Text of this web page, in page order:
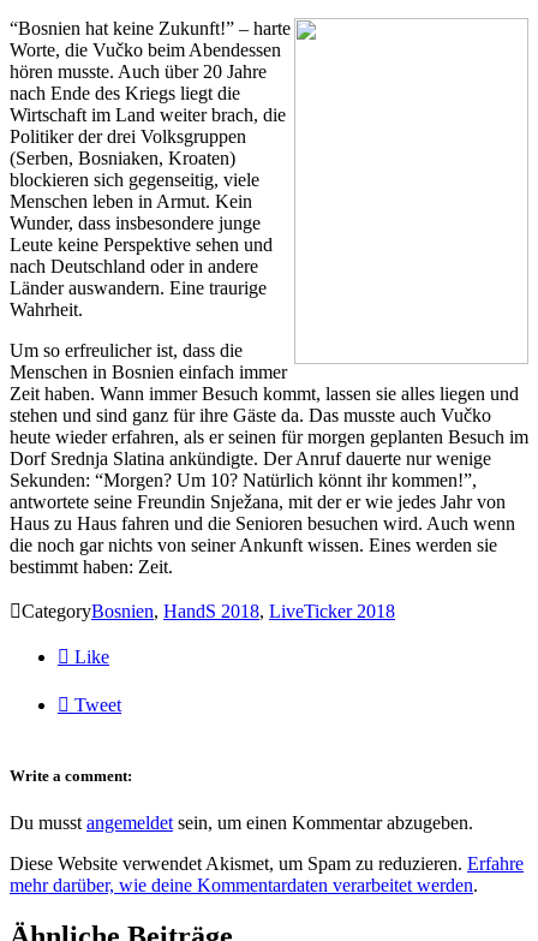
“Bosnien hat keine Zukunft!” – harte
Worte, die Vučko beim Abendessen
hören musste. Auch über 20 Jahre
nach Ende des Kriegs liegt die
Wirtschaft im Land weiter brach, die
Politiker der drei Volksgruppen
(Serben, Bosniaken, Kroaten)
blockieren sich gegenseitig, viele
Menschen leben in Armut. Kein
Wunder, dass insbesondere junge
Leute keine Perspektive sehen und
nach Deutschland oder in andere
Länder auswandern. Eine traurige
Wahrheit.
Um so erfreulicher ist, dass die
Menschen in Bosnien einfach immer
Zeit haben. Wann immer Besuch kommt, lassen sie alles liegen und
stehen und sind ganz für ihre Gäste da. Das musste auch Vučko
heute wieder erfahren, als er seinen für morgen geplanten Besuch im
Dorf Srednja Slatina ankündigte. Der Anruf dauerte nur wenige
Sekunden: “Morgen? Um 10? Natürlich könnt ihr kommen!”,
antwortete seine Freundin Snježana, mit der er wie jedes Jahr von
Haus zu Haus fahren und die Senioren besuchen wird. Auch wenn
die noch gar nichts von seiner Ankunft wissen. Eines werden sie
bestimmt haben: Zeit.
CategoryBosnien, HandS 2018, LiveTicker 2018
 Like
 Tweet
Write a comment:
Du musst angemeldet sein, um einen Kommentar abzugeben.
Diese Website verwendet Akismet, um Spam zu reduzieren. Erfahre
mehr darüber, wie deine Kommentardaten verarbeitet werden.